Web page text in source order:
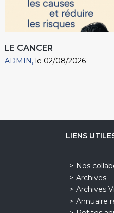
LE CANCER
ADMIN le 02/08/2026
LIENS
Nos
Archives
Archives
Annuaire